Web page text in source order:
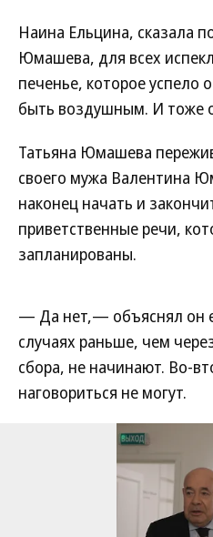
Наина Ельцина, сказала
Юмашева, для всех
печенье, которое успело
быть воздушным. И тоже
Татьяна Юмашева
своего мужа Валентина
наконец начать и
приветственные речи,
запланированы.
— Да нет,— объяснял он
случаях раньше, чем
сбора, не начинают. Во-
наговориться не могут.